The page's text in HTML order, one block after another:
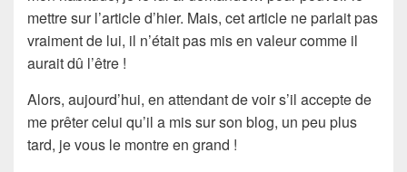
mettre sur l’article d’hier. Mais, cet article ne parlait pas
vraiment de lui, il n’était pas mis en valeur comme il
aurait dû l’être !
Alors, aujourd’hui, en attendant de voir s’il accepte de
me prêter celui qu’il a mis sur son blog, un peu plus
tard, je vous le montre en grand !